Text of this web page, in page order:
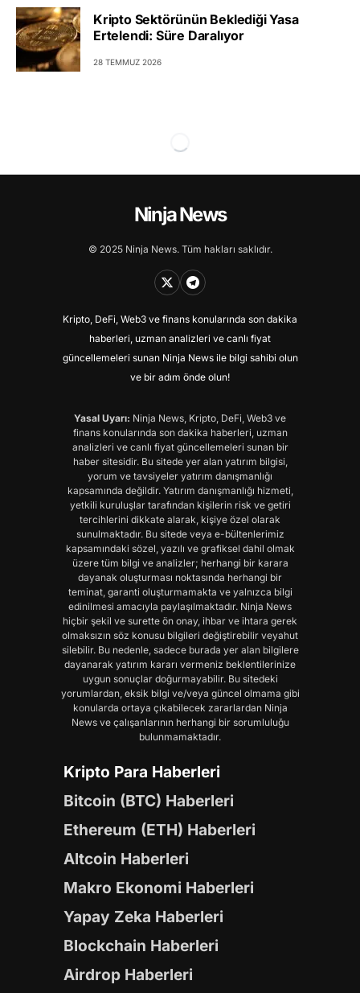
Kripto Sektörünün Beklediği Yasa
Ertelendi: Süre Daralıyor
28 TEMMUZ 2026
Ninja News
© 2025 Ninja News. Tüm hakları saklıdır.
Kripto, DeFi, Web3 ve finans konularında son dakika
haberleri, uzman analizleri ve canlı fiyat
güncellemeleri sunan Ninja News ile bilgi sahibi olun
ve bir adım önde olun!
Yasal Uyarı: Ninja News, Kripto, DeFi, Web3 ve
finans konularında son dakika haberleri, uzman
analizleri ve canlı fiyat güncellemeleri sunan bir
haber sitesidir. Bu sitede yer alan yatırım bilgisi,
yorum ve tavsiyeler yatırım danışmanlığı
kapsamında değildir. Yatırım danışmanlığı hizmeti,
yetkili kuruluşlar tarafından kişilerin risk ve getiri
tercihlerini dikkate alarak, kişiye özel olarak
sunulmaktadır. Bu sitede veya e-bültenlerimiz
kapsamındaki sözel, yazılı ve grafiksel dahil olmak
üzere tüm bilgi ve analizler; herhangi bir karara
dayanak oluşturması noktasında herhangi bir
teminat, garanti oluşturmamakta ve yalnızca bilgi
edinilmesi amacıyla paylaşılmaktadır. Ninja News
hiçbir şekil ve surette ön onay, ihbar ve ihtara gerek
olmaksızın söz konusu bilgileri değiştirebilir veyahut
silebilir. Bu nedenle, sadece burada yer alan bilgilere
dayanarak yatırım kararı vermeniz beklentilerinize
uygun sonuçlar doğurmayabilir. Bu sitedeki
yorumlardan, eksik bilgi ve/veya güncel olmama gibi
konularda ortaya çıkabilecek zararlardan Ninja
News ve çalışanlarının herhangi bir sorumluluğu
bulunmamaktadır.
Kripto Para Haberleri
Bitcoin (BTC) Haberleri
Ethereum (ETH) Haberleri
Altcoin Haberleri
Makro Ekonomi Haberleri
Yapay Zeka Haberleri
Blockchain Haberleri
Airdrop Haberleri